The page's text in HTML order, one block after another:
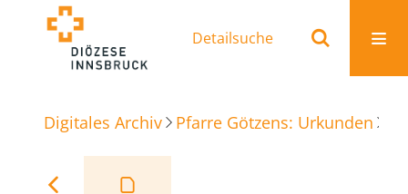
Detailsuche
Digitales Archiv Pfarre Götzens: Urkunden